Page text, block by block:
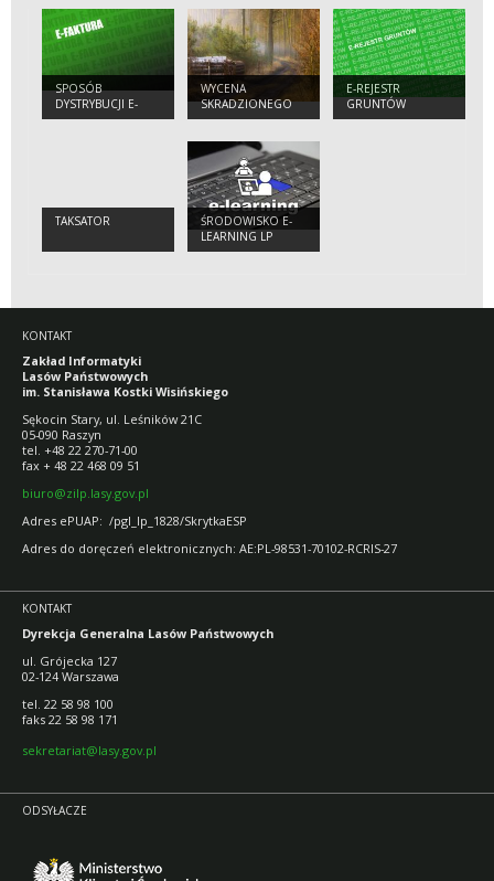
SPOSÓB
DYSTRYBUCJI E-
FAKTUR
WYCENA
SKRADZIONEGO
DREWNA
E-REJESTR
GRUNTÓW
TAKSATOR
ŚRODOWISKO E-
LEARNING LP
KONTAKT
Zakład Informatyki
Lasów Państwowych
im. Stanisława Kostki Wisińskiego
Sękocin Stary, ul. Leśników 21C
05-090 Raszyn
tel. +48 22 270-71-00
fax + 48 22 468 09 51
biuro@zilp.lasy.gov.pl
Adres ePUAP: /pgl_lp_1828/SkrytkaESP
Adres do doręczeń elektronicznych: AE:PL-98531-70102-RCRIS-27
KONTAKT
Dyrekcja Generalna Lasów Państwowych
ul. Grójecka 127
02-124 Warszawa
tel. 22 58 98 100
faks 22 58 98 171
sekretariat@lasy.gov.pl
ODSYŁACZE